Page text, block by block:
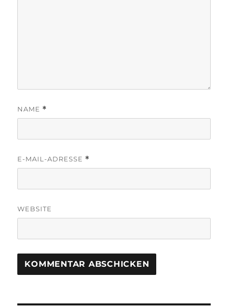
NAME *
E-MAIL-ADRESSE *
WEBSITE